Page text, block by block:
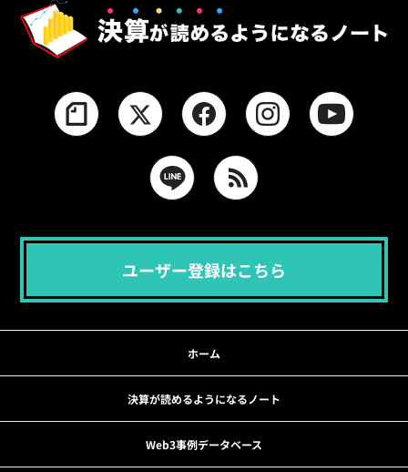
ユーザー登録はこちら
ホーム
決算が読めるようになるノート
Web3事例データベース